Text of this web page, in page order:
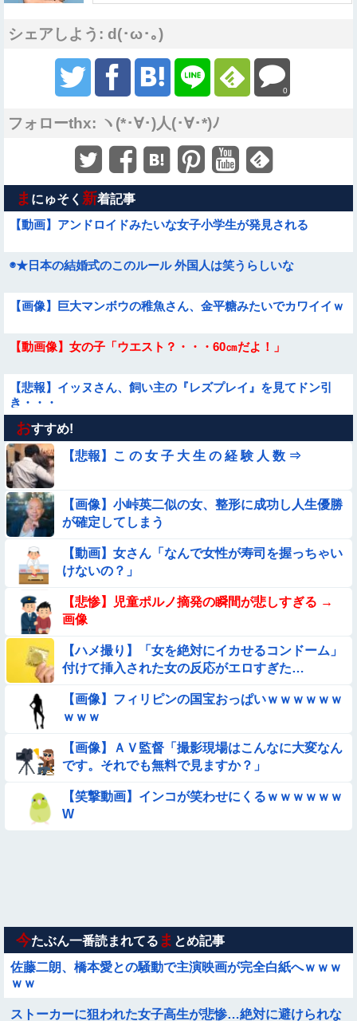
シェアしよう: d(･ω･｡)
0
フォローthx: ヽ(*･∀･)人(･∀･*)ﾉ
ま にゅそく 新着記事
【動画】アンドロイドみたいな女子小学生が発見される
◉★日本の結婚式のこのルール 外国人は笑うらしいな
【画像】巨大マンボウの稚魚さん、金平糖みたいでカワイイｗ
【動画像】女の子「ウエスト？・・・60㎝だよ！」
【悲報】イッヌさん、飼い主の『レズプレイ』を見てドン引
き・・・
【動画】デブの喧嘩 ガチでヤバい……
★★昨晩、久しぶりに嫁とセックスしたんだが・・・
【動画】力士さん、ボクサーをボコってしまう
【動画】ピザ屋のバイト女、クッソせこい『ツマミ食い』をし
て炎上
ろ！飛ぶぞ」
【動画あり】ボーイッシュ美少女「どうしたん？おっぱい揉
む？❤」
【悩み相談】昭和の高1女子さん、夏の体験談ｗｗｗｗｗｗｗ
ｗ
★★同格のように語られてるけど実際は『雲泥の差』があるも
のと言えば？
【画像】新人AV女優さん、ジブリキャラのコスプレでチンポ
を硬めてくるｗｗｗｗｗｗｗ
【参考画像】脱がしたら『残念オッパイ』を褒める時の模範解
するｗｗｗｗｗｗｗ
おすすめ!
【悲報】こ の 女 子 大 生 の 経 験 人 数 ⇒
【画像】小峠英二似の女、整形に成功し人生優勝
が確定してしまう
【動画】女さん「なんで女性が寿司を握っちゃい
けないの？」
【悲惨】児童ポルノ摘発の瞬間が悲しすぎる →
画像
【ハメ撮り】「女を絶対にイカせるコンドーム」
付けて挿入された女の反応がエロすぎた…
【画像】フィリピンの国宝おっぱいｗｗｗｗｗｗ
ｗｗｗ
【画像】ＡＶ監督「撮影現場はこんなに大変なん
です。それでも無料で見ますか？」
【笑撃動画】インコが笑わせにくるｗｗｗｗｗｗ
W
今たぶん一番読まれてる ま とめ記事
佐藤二朗、橋本愛との騒動で主演映画が完全白紙へｗｗｗ
ｗｗ
ストーカーに狙われた女子高生が悲惨…絶対に避けられな